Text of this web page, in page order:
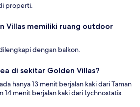
properti.
Villas memiliki ruang outdoor
dengan balkon.
di sekitar Golden Villas?
hanya 13 menit berjalan kaki dari Taman
14 menit berjalan kaki dari Lychnostatis.